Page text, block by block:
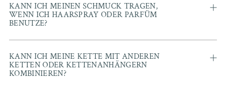
KANN ICH MEINEN SCHMUCK TRAGEN,
WENN ICH HAARSPRAY ODER PARFÜM
BENUTZE?
KANN ICH MEINE KETTE MIT ANDEREN
KETTEN ODER KETTENANHÄNGERN
KOMBINIEREN?